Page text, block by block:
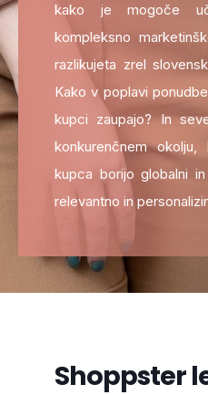
kako je mogoče
kompleksno
razlikujeta zrel
Kako v poplavi
kupci zaupajo? In
konkurenčnem
kupca borijo globalni
relevantno in
Shoppster